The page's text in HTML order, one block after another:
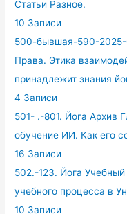
Статьи Разное.
10 Записи
500-бывшая-590-2025-
Права. Этика
принадлежит знания
4 Записи
501- .-801. Йога Архив
обучение ИИ. Как его
16 Записи
502.-123. Йога
учебного процесса в
10 Записи